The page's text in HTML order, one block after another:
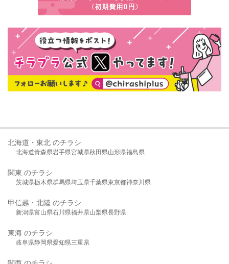
北海道・東北 のチラシ
北海道青森県岩手県宮城県秋田県山形県福島県
関東 のチラシ
茨城県栃木県群馬県埼玉県千葉県東京都神奈川県
甲信越・北陸 のチラシ
新潟県富山県石川県福井県山梨県長野県
東海 のチラシ
岐阜県静岡県愛知県三重県